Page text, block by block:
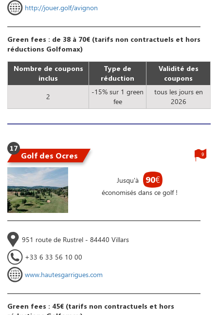
http://jouer.golf/avignon
Green fees : de 38 à 70€ (tarifs non contractuels et hors
réductions Golfomax)
Nombre de coupons
inclus
Type de
réduction
Validité des
coupons
2
-15% sur 1 green
fee
tous les jours en
2026
17
Golf des Ocres
Jusqu'à 90€
économisés dans ce golf !
9
951 route de Rustrel - 84440 Villars
+33 6 33 56 10 00
www.hautesgarrigues.com
Green fees : 45€ (tarifs non contractuels et hors